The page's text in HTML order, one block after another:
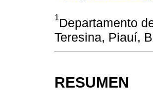
1Departamento
Teresina, Piauí,
RESUMEN